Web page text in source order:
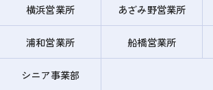
横浜営業所 あざみ野営業所
浦和営業所 船橋営業所
シニア事業部